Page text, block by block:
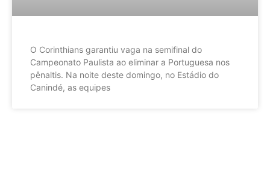
O Corinthians garantiu vaga na semifinal do
Campeonato Paulista ao eliminar a Portuguesa nos
pênaltis. Na noite deste domingo, no Estádio do
Canindé, as equipes